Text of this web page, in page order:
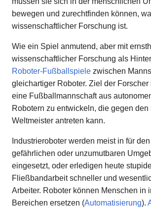
bewegen und zurechtfinden können,
wissenschaftlicher Forschung ist.
Wie ein Spiel anmutend, aber mit
wissenschaftlicher Forschung als
Roboter-Fußballspiele zwischen
gleichartiger Roboter. Ziel der Forscher
eine Fußballmannschaft aus
Robotern zu entwickeln, die gegen
Weltmeister antreten kann.
Industrieroboter werden meist in für
gefährlichen oder unzumutbaren
eingesetzt, oder erledigen heute
Fließbandarbeit schneller und
Arbeiter. Roboter können Menschen in
Bereichen ersetzen (Automatisierung).